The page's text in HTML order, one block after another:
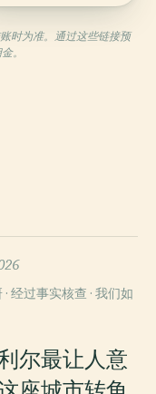
时为准。通过这些链接预
。
经过事实核查 · 我们如
尔最让人意